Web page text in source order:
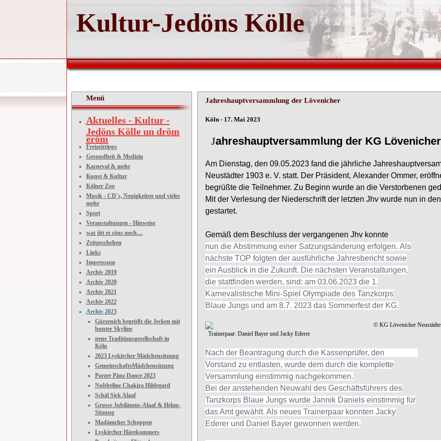
Kultur-Jedöns Kölle
Menü
Aktuelles - Kultur -
Jedöns Kölle un dröm
eröm
Freizeittipps
Gesundheit & Medizin
Karneval & mehr
Kunst & Kultur
Kölner Zoo
Musik - CD´s, Neuigkeiten und vieles
mehr
Sport
Veranstaltungen - Hinweise
wat jitt et söns noch....
Zeitgeschehen
Links
Impressum
Archiv 2019
Archiv 2020
Archiv 2021
Archiv 2022
Archiv 2023
Gürzenich begrüßt die Jecken mit
bunter Skyline
neue Traditionsgesellschaft in
Köln
2023 Lyskircher Mädchensitzung
GemeinschaftsMädchensitzung
Porzer Pänz Dance 2023
Nubbeline Chakira Hildegard
Schäl Sick Alaaf
Grosse Jubiläums-Alaaf & Helau-
Sitzung
Madämcher Schoppen
Lyskircher Härekommers
Jahreshauptversammlung der Lövenicher
Köln - 17. Mai 2023
Jahreshauptversammlung der KG Lövenicher
Am Dienstag, den 09.05.2023 fand die jährliche
Neustädter 1903 e. V. statt. Der Präsident, Alexander Ommer,
begrüßte die Teilnehmer. Zu Beginn wurde an die Verstorbenen
Mit der Verlesung der Niederschrift der l etzten Jhv wurde nun in
gestartet.
Gemäß dem Beschluss der vergangenen Jhv konnte
nun die Abstimmung einer Satzungsänderung erfolgen. Als
nächste TOP folgten der ausführliche Jahresbericht sowie
ein Ausblick in die Zukunft. Die nächsten Veranstaltungen,
die stattfinden werden, sind: am 03.06.2023 die 1.
Karnevalistische Mini-Spiel Olympiade des Tanzkorps
Blaue Jungs und am 8.7. 2023 das Sommerfest der KG.
© KG Lövenicher
Trainerpaar: Daniel Bayer und Jacky Ederer
Nach der Beantragung durch die Kassenprüfer, den
Vorstand zu entlasten, wurde dem durch die komplette
Versammlung einstimmig nachgekommen.
Bei der anstehenden Neuwahl des Geschäftsführers des
Tanzkorps Blaue Jungs wurde Jannik Daniels einstimmig für
das Amt gewählt. Als neues Trainerpaar konnten Jacky
Ederer und Daniel Bayer gewonnen werden.